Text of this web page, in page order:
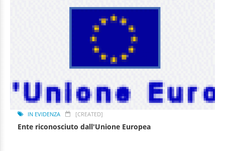
IN EVIDENZA [CREATED]
Ente riconosciuto dall'Unione Europea